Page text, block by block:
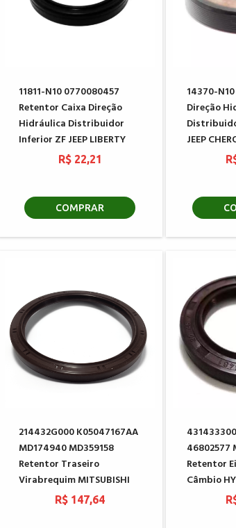
11811-N10 0770080457
Retentor Caixa Direção
Hidráulica Distribuidor
Inferior ZF JEEP LIBERTY
R$ 22,21
COMPRAR
14370-
Direção
JEEP
214432G000 K05047167AA
MD174940 MD359158
Retentor Traseiro
Virabrequim MITSUBISHI
R$ 147,64
46802577
Retentor
Câmbio